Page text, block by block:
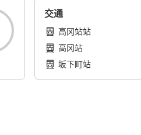
交通
高冈站站
高冈站
坂下町站